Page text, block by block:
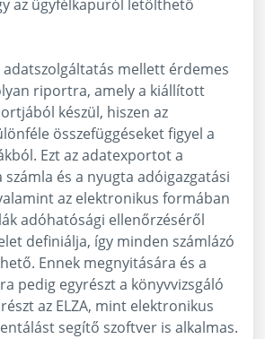
az ügyfélkapuról letölthető
adatszolgáltatás mellett érdemes
riportra, amely a kiállított
készül, hiszen az
összefüggéseket figyel a
Ezt az adatexportot a
számla és a nyugta adóigazgatási
az elektronikus formában
adóhatósági ellenőrzéséről
definiálja, így minden számlázó
Ennek megnyitására és a
pedig egyrészt a könyvvizsgáló
az ELZA, mint elektronikus
segítő szoftver is alkalmas.